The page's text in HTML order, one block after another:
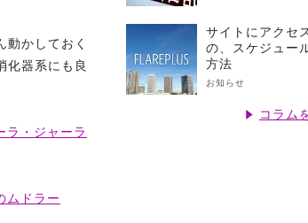
かしておく
化器系にも良
ラ・ジャーラ
ムドラー
サイトにアクセ
の、スケジュー
方法
お知らせ
コラム